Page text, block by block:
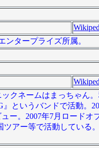
ンタープライズ所属。
クネームはまっちゃん
というバンドで活動。
ー。2007年7月ロードオ
アー等で活動している